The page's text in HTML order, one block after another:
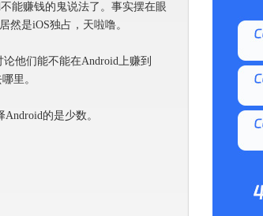
能赚钱的鬼说法了。事实摆在眼
然是iOS独占，天啦噜。
他们能不能在Android上赚到
里。
的是少数。